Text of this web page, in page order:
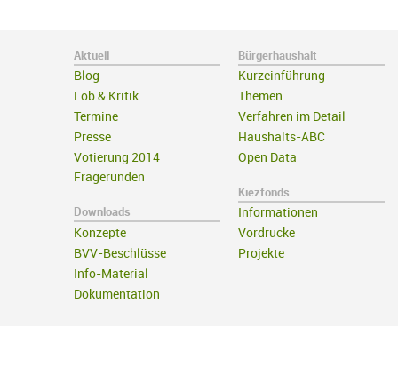
Aktuell
Blog
Lob & Kritik
Termine
Presse
Votierung 2014
Fragerunden
Downloads
Konzepte
BVV-Beschlüsse
Info-Material
Dokumentation
Bürgerhaushalt
Kurzeinführung
Themen
Verfahren im Detail
Haushalts-ABC
Open Data
Kiezfonds
Informationen
Vordrucke
Projekte